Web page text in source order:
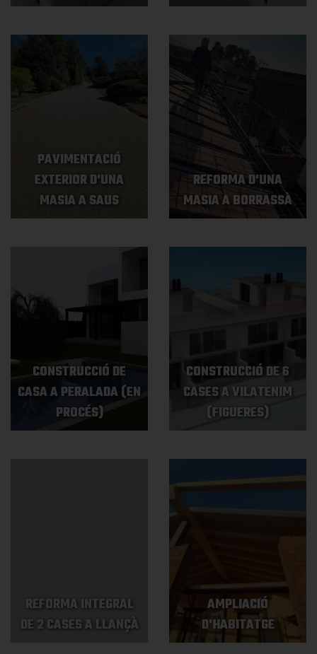
PAVIMENTACIÓ
EXTERIOR D'UNA
MASIA A SAUS
REFORMA D'UNA
MASIA A BORRASSÀ
CONSTRUCCIÓ DE
CASA A PERALADA (EN
PROCÉS)
CONSTRUCCIÓ DE 6
CASES A VILATENIM
(FIGUERES)
REFORMA INTEGRAL
DE 2 CASES A LLANÇÀ
AMPLIACIÓ
D'HABITATGE